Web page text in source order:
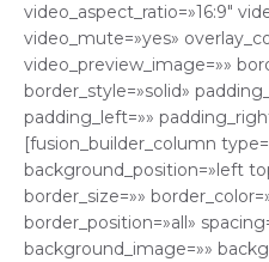
video_aspect_ratio=»16:9″
video_mute=»yes»
video_preview_image=»»
border_style=»solid»
padding_left=»»
[fusion_builder_column
background_position=»left
border_size=»»
border_position=»all»
background_image=»»